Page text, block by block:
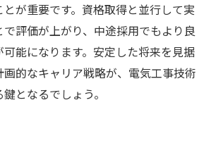
が重要です。資格取得と並行して実
評価が上がり、中途採用でもより良
能になります。安定した将来を見据
画的なキャリア戦略が、電気工事技術
となるでしょう。